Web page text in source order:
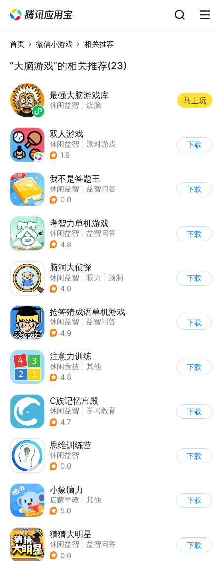
首页 微信小游戏 相关推荐
“大脑游戏”的相关推荐(23)
最强大脑游戏库
休闲益智 烧脑
马上玩
双人游戏
休闲益智
派对游戏
1.9
下载
我不是答题王
休闲益智
益智问答
| 推理
0.0
下载
考智力单机游戏
休闲益智
益智问答
| 卡通
4.8
下载
脑洞大侦探
休闲益智 眼力
脑洞
| 卡通
4.0
下载
抢答猜成语单机游戏
休闲益智
益智问答
| 成语
4.9
下载
注意力训练
休闲竞技
其他
4.8
下载
C族记忆宫殿
休闲益智
学习教育
| 儿童游戏
4.7
下载
思维训练营
休闲益智
0.0
下载
小象脑力
启蒙早教
其他
5.0
下载
猜猜大明星
休闲益智
益智问答
0.0
下载